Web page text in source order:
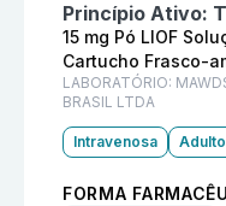
Princípio Ativo:
15 mg Pó LIOF
Cartucho Frasco-
LABORATÓRIO:
BRASIL LTDA
Intravenosa
FORMA